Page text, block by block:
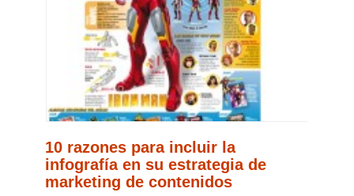
10 razones para incluir la
infografía en su estrategia de
marketing de contenidos